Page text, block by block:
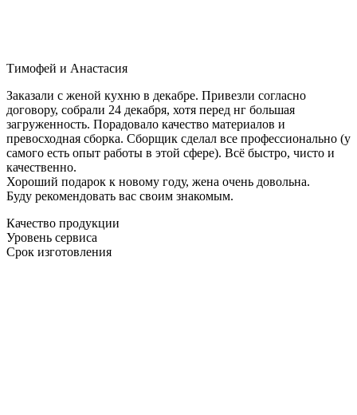
Тимофей и Анастасия
Заказали с женой кухню в декабре. Привезли согласно
договору, собрали 24 декабря, хотя перед нг большая
загруженность. Порадовало качество материалов и
превосходная сборка. Сборщик сделал все профессионально (у
самого есть опыт работы в этой сфере). Всё быстро, чисто и
качественно.
Хороший подарок к новому году, жена очень довольна.
Буду рекомендовать вас своим знакомым.
Качество продукции
Уровень сервиса
Срок изготовления